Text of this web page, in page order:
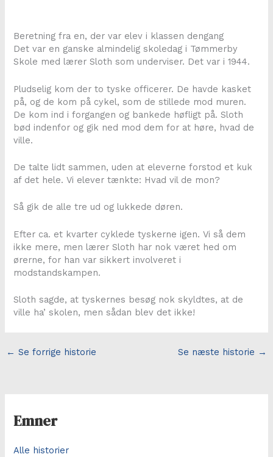
Beretning fra en, der var elev i klassen dengang
Det var en ganske almindelig skoledag i Tømmerby
Skole med lærer Sloth som underviser. Det var i 1944.
Pludselig kom der to tyske officerer. De havde kasket
på, og de kom på cykel, som de stillede mod muren.
De kom ind i forgangen og bankede høfligt på. Sloth
bød indenfor og gik ned mod dem for at høre, hvad de
ville.
De talte lidt sammen, uden at eleverne forstod et kuk
af det hele. Vi elever tænkte: Hvad vil de mon?
Så gik de alle tre ud og lukkede døren.
Efter ca. et kvarter cyklede tyskerne igen. Vi så dem
ikke mere, men lærer Sloth har nok været hed om
ørerne, for han var sikkert involveret i
modstandskampen.
Sloth sagde, at tyskernes besøg nok skyldtes, at de
ville ha’ skolen, men sådan blev det ikke!
← Se forrige historie Se næste historie →
Emner
Alle historier